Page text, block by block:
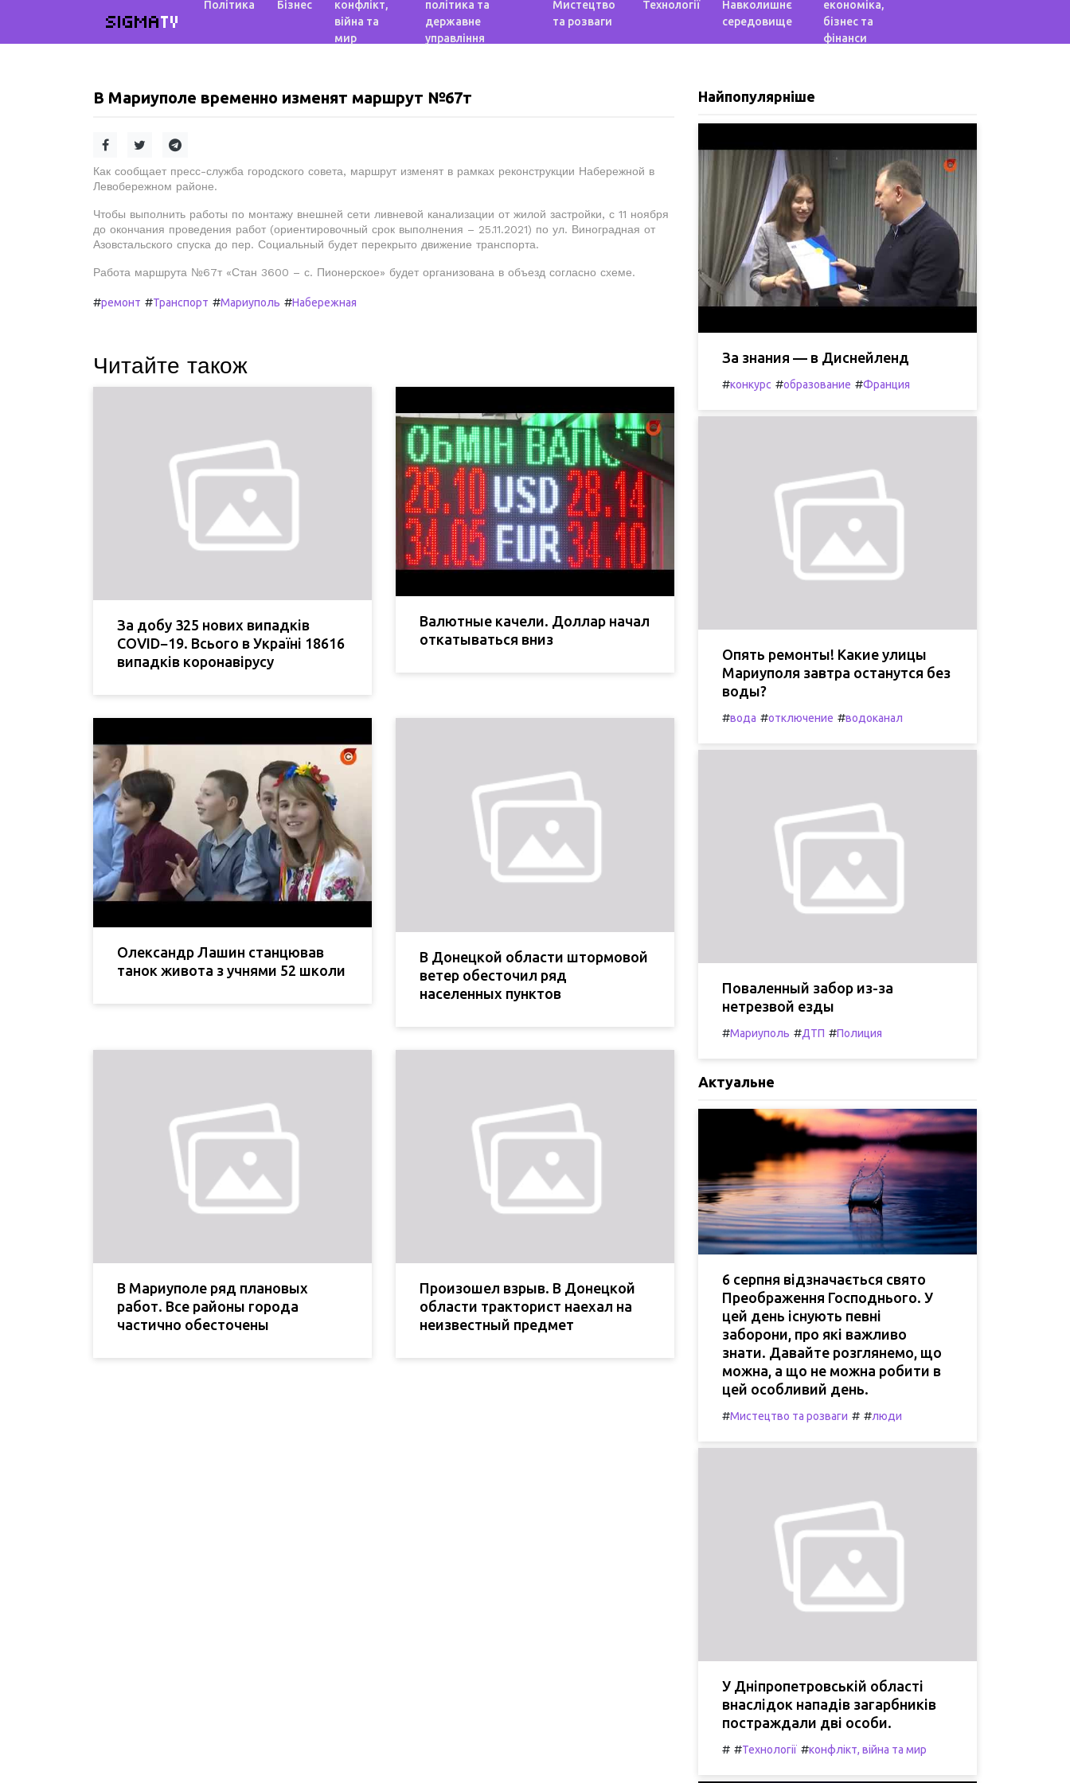
SIGMATV
Політика Бізнес
конфлікт,
війна та
мир
політика та
державне
управління
Мистецтво
та розваги
Технології
Навколишнє
середовище
економіка,
бізнес та
фінанси
В Мариуполе временно изменят маршрут №67т
Как сообщает пресс-служба городского совета, маршрут изменят в рамках реконструкции Набережной в
Левобережном районе.
Чтобы выполнить работы по монтажу внешней сети ливневой канализации от жилой застройки, с 11 ноября
до окончания проведения работ (ориентировочный срок выполнения – 25.11.2021) по ул. Виноградная от
Азовстальского спуска до пер. Социальный будет перекрыто движение транспорта.
Работа маршрута №67т «Стан 3600 – с. Пионерское» будет организована в объезд согласно схеме.
#ремонт #Транспорт #Мариуполь #Набережная
Читайте також
За добу 325 нових випадків
COVID−19. Всього в Україні 18616
випадків коронавірусу
Валютные качели. Доллар начал
откатываться вниз
Олександр Лашин станцював
танок живота з учнями 52 школи
В Донецкой области штормовой
ветер обесточил ряд
населенных пунктов
В Мариуполе ряд плановых
работ. Все районы города
частично обесточены
Произошел взрыв. В Донецкой
области тракторист наехал на
неизвестный предмет
Найпопулярніше
За знания — в Диснейленд
#конкурс #образование #Франция
Опять ремонты! Какие улицы
Мариуполя завтра останутся без
воды?
#вода #отключение #водоканал
Поваленный забор из-за
нетрезвой езды
#Мариуполь #ДТП #Полиция
Актуальне
6 серпня відзначається свято
Преображення Господнього. У
цей день існують певні
заборони, про які важливо
знати. Давайте розглянемо, що
можна, а що не можна робити в
цей особливий день.
#Мистецтво та розваги # #люди
У Дніпропетровській області
внаслідок нападів загарбників
постраждали дві особи.
# #Технології #конфлікт, війна та мир